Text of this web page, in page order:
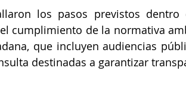
los pasos previstos dentro
cumplimiento de la normativa
que incluyen audiencias
destinadas a garantizar